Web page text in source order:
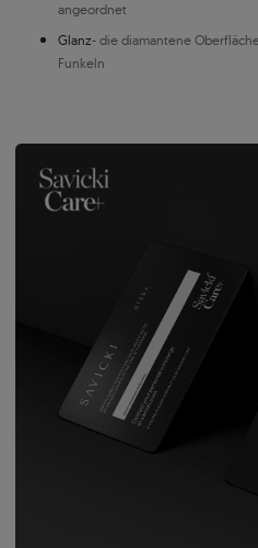
angeordnet
Glanz- die diamantene
Funkeln